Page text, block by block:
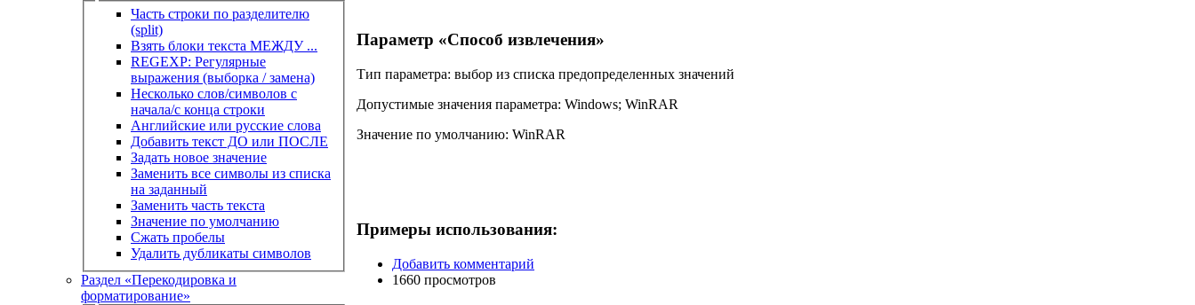
Часть строки по разделителю
(split)
Взять блоки текста МЕЖДУ ...
REGEXP: Регулярные
выражения (выборка / замена)
Несколько слов/символов с
начала/с конца строки
Английские или русские слова
Добавить текст ДО или ПОСЛЕ
Задать новое значение
Заменить все символы из списка
на заданный
Заменить часть текста
Значение по умолчанию
Сжать пробелы
Удалить дубликаты символов
Раздел «Перекодировка и
форматирование»
Параметр «Способ извлечения»
Тип параметра: выбор из списка предопределенных значений
Допустимые значения параметра: Windows; WinRAR
Значение по умолчанию: WinRAR
Примеры использования:
Добавить комментарий
1660 просмотров